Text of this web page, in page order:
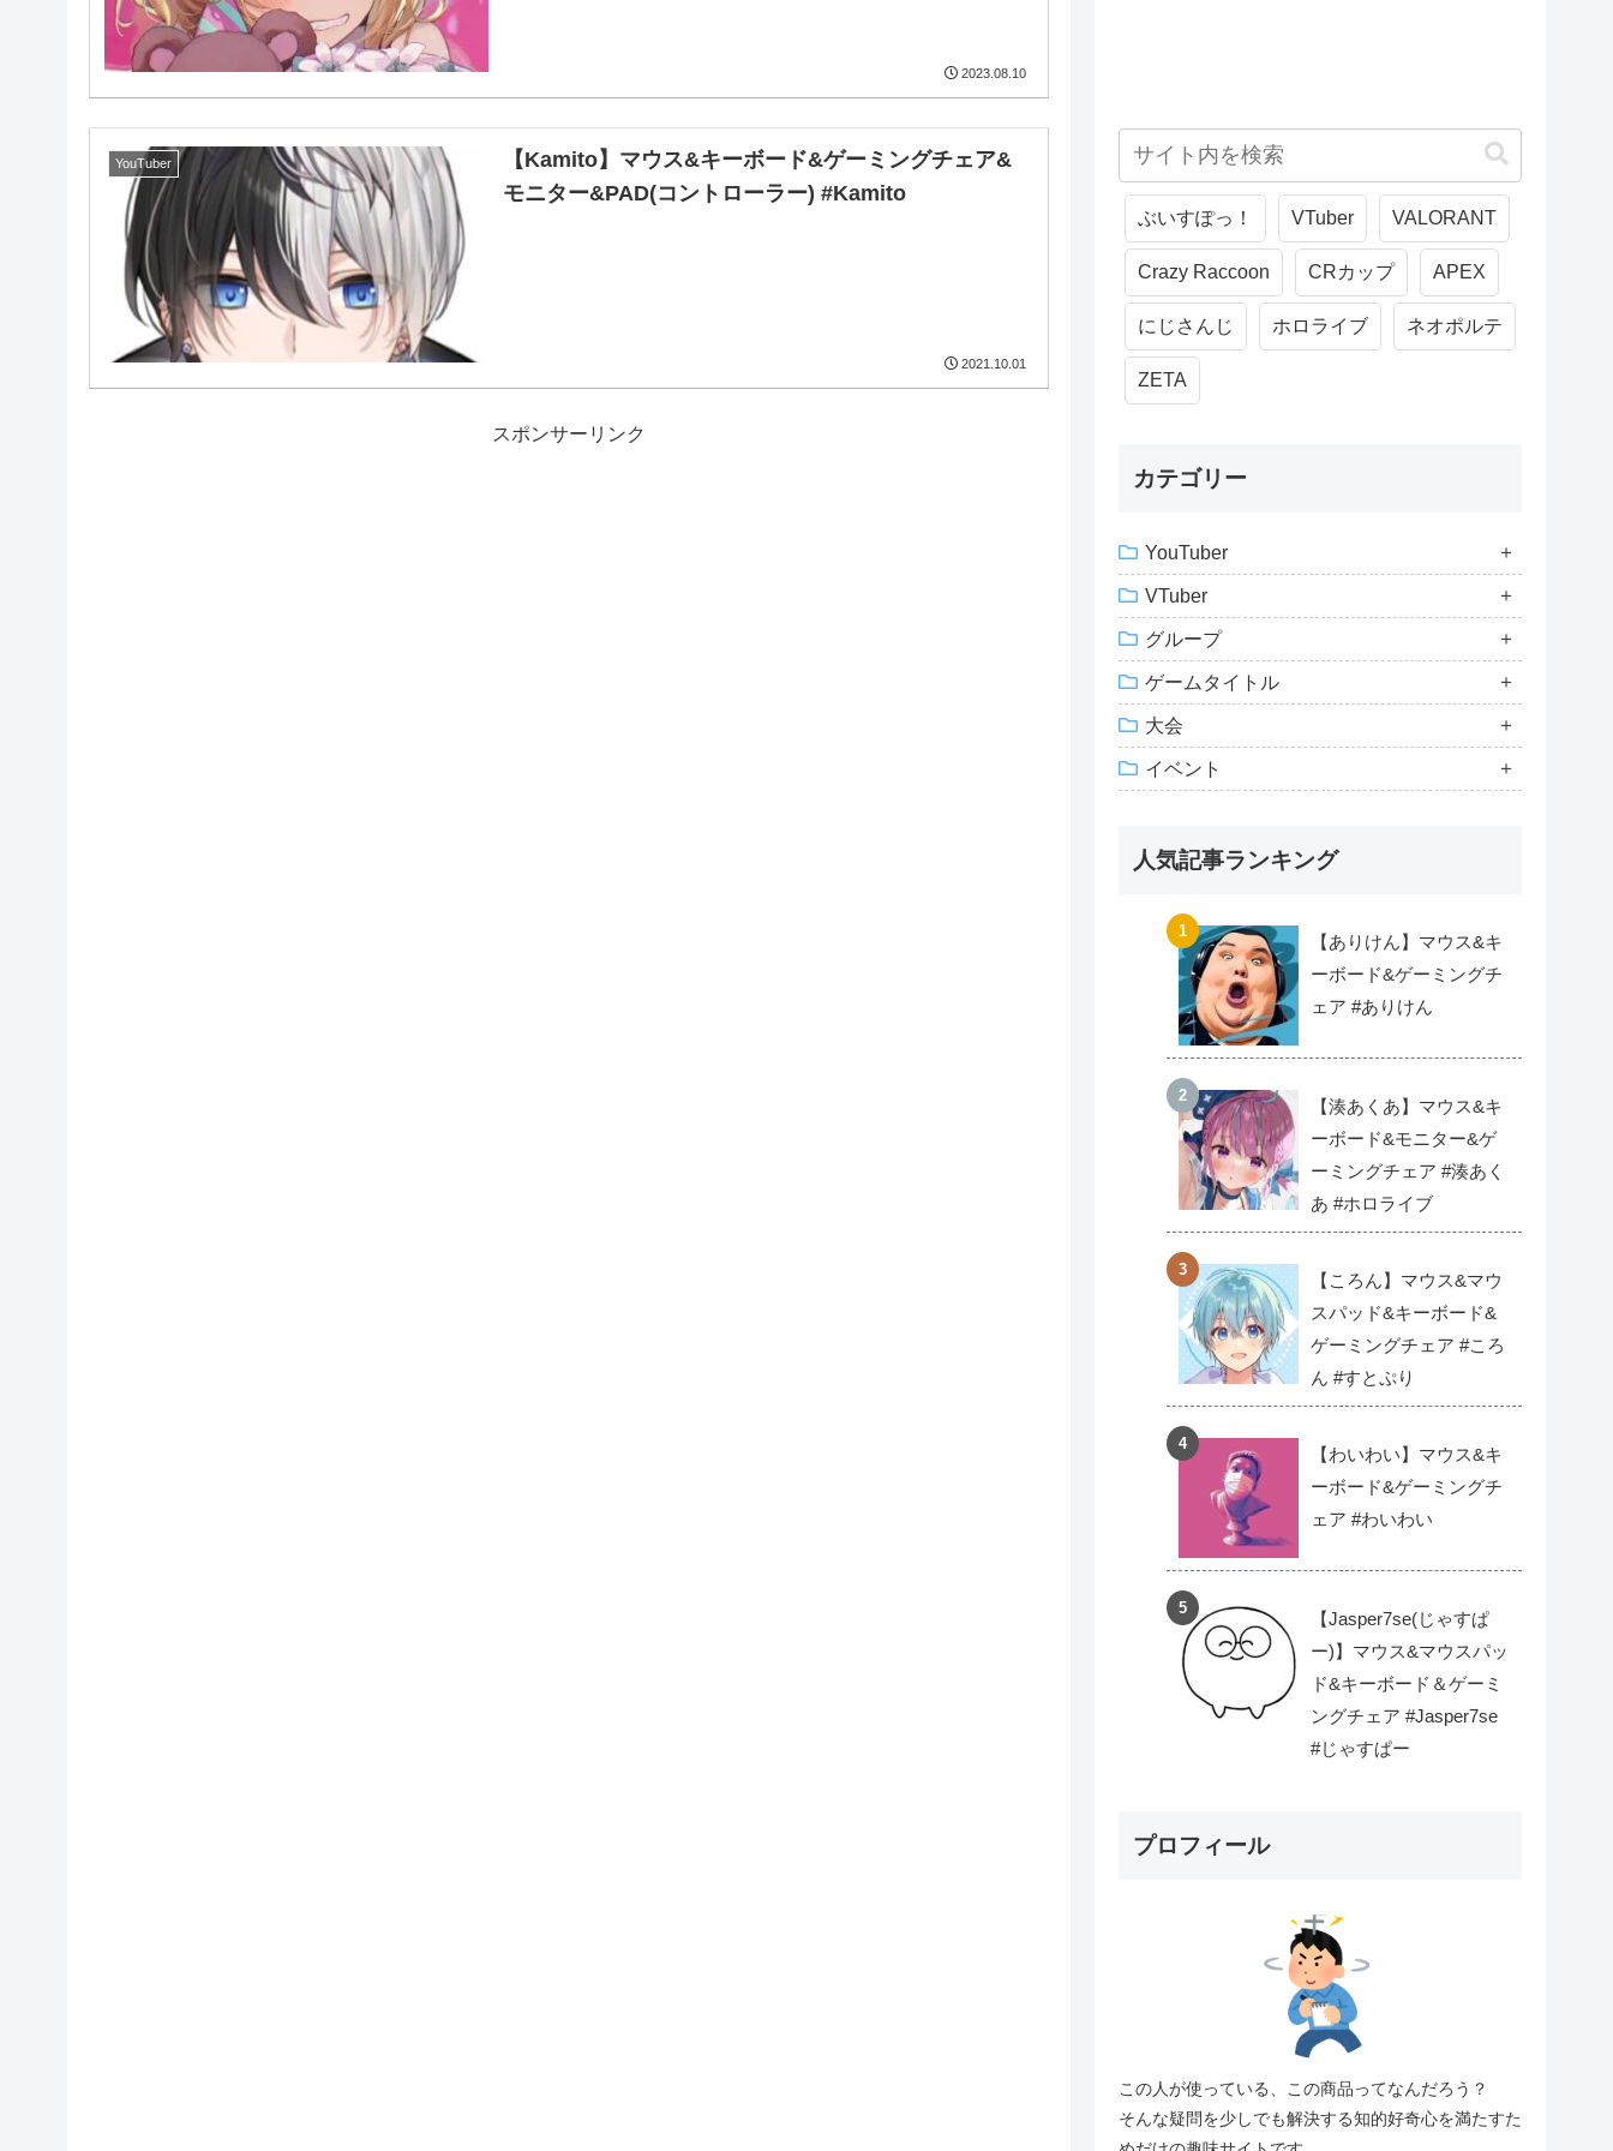
2023.08.10
YouTuber
【Kamito】マウス&キーボード&ゲーミングチェア&
モニター&PAD(コントローラー) #Kamito
2021.10.01
スポンサーリンク
ぶいすぽっ！ VTuber VALORANT
Crazy Raccoon CRカップ APEX
にじさんじ ホロライブ ネオポルテ
ZETA
カテゴリー
YouTuber
VTuber
グループ
ゲームタイトル
大会
イベント
人気記事ランキング
【ありけん】マウス&キ
ーボード&ゲーミングチ
ェア #ありけん
【湊あくあ】マウス&キ
ーボード&モニター&ゲ
ーミングチェア #湊あく
あ #ホロライブ
【ころん】マウス&マウ
スパッド&キーボード&
ゲーミングチェア #ころ
ん #すとぷり
【わいわい】マウス&キ
ーボード&ゲーミングチ
ェア #わいわい
【Jasper7se(じゃすぱ
ー)】マウス&マウスパッ
ド&キーボード＆ゲーミ
ングチェア #Jasper7se
#じゃすぱー
プロフィール
この人が使っている、この商品ってなんだろう？
そんな疑問を少しでも解決する知的好奇心を満たすた